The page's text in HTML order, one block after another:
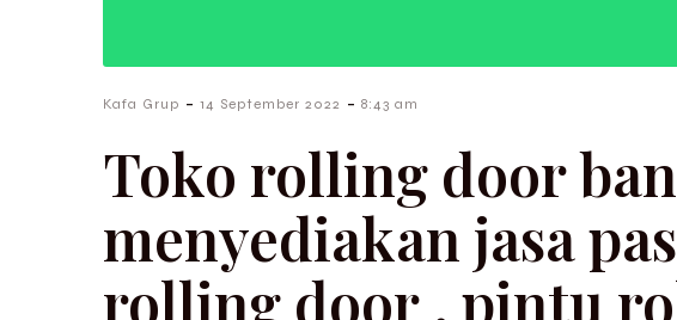
Kafa Grup - 14 September 2022 - 8:43 am
Toko rolling door
menyediakan jasa
rolling door , pintu